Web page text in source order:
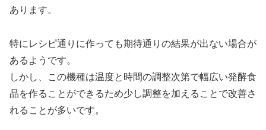
あります。
特にレシピ通りに作っても期待通りの結果が出ない場合が
あるようです。
しかし、この機種は温度と時間の調整次第で幅広い発酵食
品を作ることができるため少し調整を加えることで改善さ
れることが多いです。